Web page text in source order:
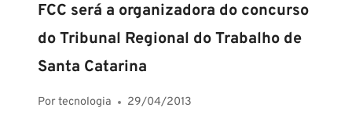
FCC será a organizadora do concurso
do Tribunal Regional do Trabalho de
Santa Catarina
Portecnologia 29/04/2013